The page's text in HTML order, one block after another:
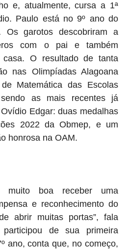
e, atualmente, cursa a 1ª
Paulo está no 9º ano do
Os garotos descobriram a
com o pai e também
O resultado de tanta
nas Olimpíadas Alagoana
Matemática das Escolas
as mais recentes já
Edgar: duas medalhas
2022 da Obmep, e um
honrosa na OAM.
muito boa receber uma
e reconhecimento do
abrir muitas portas”, fala
de sua primeira
ano, conta que, no começo,